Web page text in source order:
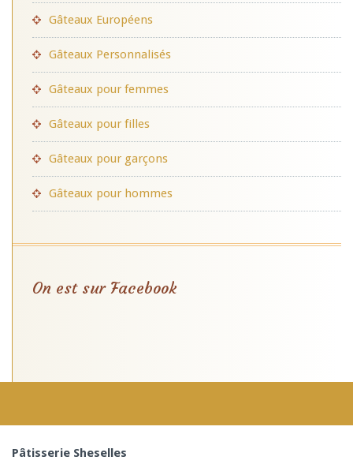
Gâteaux Européens
Gâteaux Personnalisés
Gâteaux pour femmes
Gâteaux pour filles
Gâteaux pour garçons
Gâteaux pour hommes
On est sur Facebook
Pâtisserie Sheselles